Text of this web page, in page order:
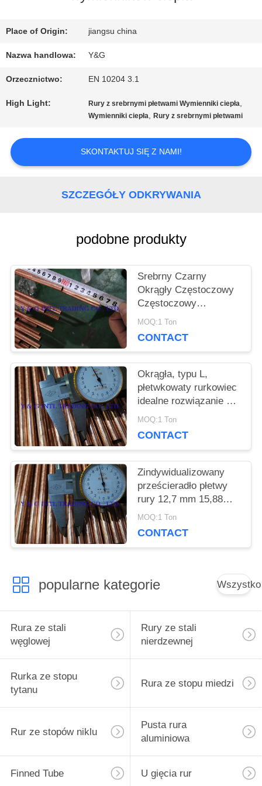
FABRYCE
KONTROLA
JAKOŚCI
SKONTAKTUJ
SIĘ
AKTUALNOŚCI
PRZYPADKI
SITEMAP
PRIVACY
POLICY
Place of Origin: jiangsu china
Nazwa handlowa: Y&G
Orzecznictwo: EN 10204 3.1
High Light: Rury z srebrnymi płetwami Wymienniki ciepła,
Wymienniki ciepła,Rury z srebrnymi płetwami
SKONTAKTUJ SIĘ Z NAMI!
SZCZEGÓŁY ODKRYWANIA
podobne produkty
Srebrny Czarny
Okrągły Częstoczowy
Częstoczowy
Częstoczowy Miedź
Płetwowa
MOQ:1 Ton
CONTACT
Okrągła, typu L,
płetwkowaty rurkowiec
idealne rozwiązanie dla
przenoszenia ciepła
MOQ:1 Ton
CONTACT
Zindywidualizowany
prześcieradło płetwy
rury 12,7 mm 15,88
mm
MOQ:1 Ton
CONTACT
popularne kategorie Wszystko
Rura ze stali
węglowej
Rury ze stali
nierdzewnej
Rurka ze stopu
tytanu
Rura ze stopu miedzi
Rur ze stopów niklu
Pusta rura
aluminiowa
Finned Tube U gięcia rur